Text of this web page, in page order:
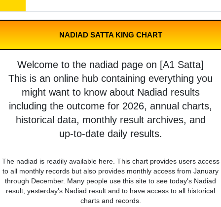
NADIAD SATTA KING CHART
Welcome to the nadiad page on [A1 Satta]
This is an online hub containing everything you
might want to know about Nadiad results
including the outcome for 2026, annual charts,
historical data, monthly result archives, and
up-to-date daily results.
The nadiad is readily available here. This chart provides users access
to all monthly records but also provides monthly access from January
through December. Many people use this site to see today's Nadiad
result, yesterday's Nadiad result and to have access to all historical
charts and records.